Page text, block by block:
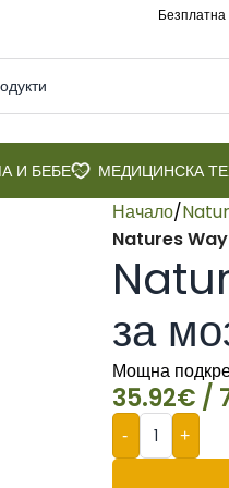
Безплатна
И БЕБЕ МЕДИЦИНСКА
Начало/
Natures
за
Мощна
35.92€ /
- +